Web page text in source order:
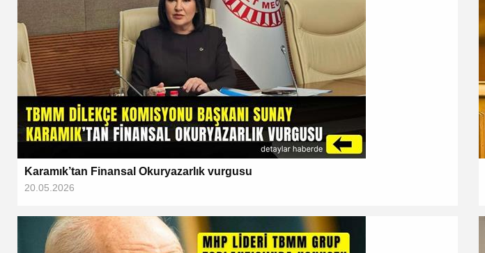
Karamık’tan Finansal Okuryazarlık vurgusu
20.05.2026